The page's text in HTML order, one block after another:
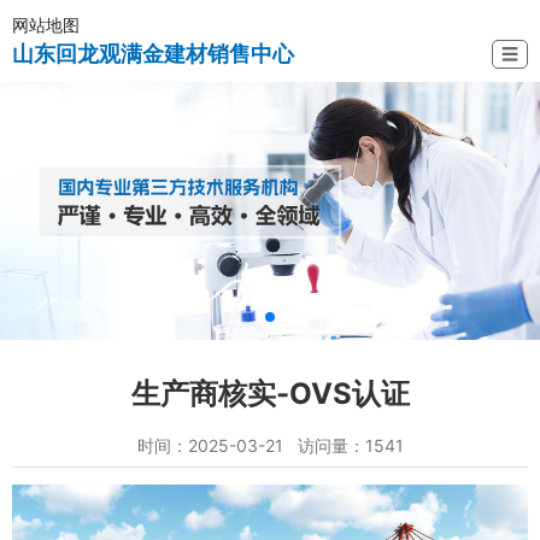
网站地图
山东回龙观满金建材销售中心 ☰
生产商核实-OVS认证
时间：2025-03-21 访问量：1541